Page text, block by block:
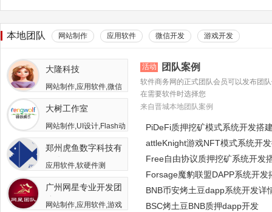
本地团队 网站制作 应用软件 微信开发 游戏开发
大隆科技
网站制作,应用软件,微信
开发,游戏开发,APP开发,
软件二次开发
大树工作室
网站制作,UI设计,Flash动
画,游戏开发,APP开发,广
告包装设计
郑州虎鱼数字科技有
限公司
应用软件,软硬件测
试,APP开发,人员外包,其
他开发与服务
广州网星专业开发团
队
网站制作,应用软件,游戏
活动 团队案例
软件商务网的正式团队会员可以发布团
在需要软件时选择您
来自晋城本地团队案例
PiDeFi质押挖矿模式系统开发搭
attleKnight游戏NFT模式系统开
Free自由协议质押挖矿系统开发
Forsage魔豹联盟DAPP系统开发
BNB币安烤土豆dapp系统开发详
BSC烤土豆BNB质押dapp开发